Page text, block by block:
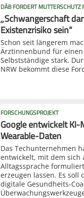
DÄB FORDERT
„Schwangerschaft
Existenzrisiko sein“
Schon seit längerem
Ärztinnenbund für
Selbstständige stark.
NRW bekommt diese
FORSCHUNGSPROJEKT
Google entwickelt
Wearable-Daten
Das Techunternehmen
entwickelt, mit dem sich
Alltagssprache
erzeugen lassen. Es soll
digitale Gesundheits-